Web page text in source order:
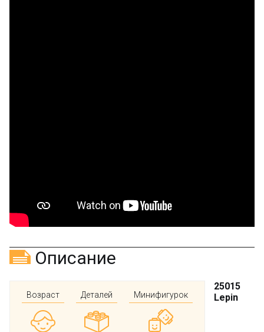
Описание
Возраст Деталей Минифигурок
25015
Lepin